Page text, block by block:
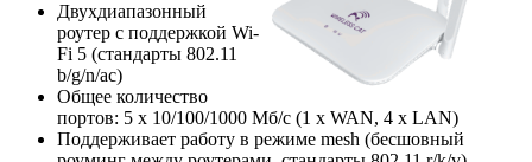
Двухдиапазонный
роутер с поддержкой Wi-
Fi 5 (стандарты 802.11
b/g/n/ac)
Общее количество
портов: 5 х 10/100/1000 Мб/с (1 x WAN, 4 x LAN)
Поддерживает работу в режиме mesh (бесшовный